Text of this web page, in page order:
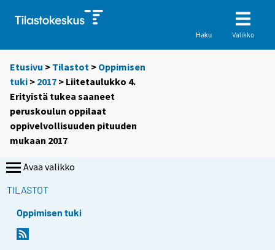
Haku Valikko
Etusivu > Tilastot > Oppimisen
tuki > 2017 > Liitetaulukko 4.
Erityistä tukea saaneet
peruskoulun oppilaat
oppivelvollisuuden pituuden
mukaan 2017
Avaa valikko
TILASTOT
Oppimisen tuki